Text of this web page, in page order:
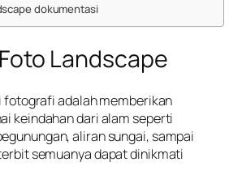
dokumentasi
Landscape
fotografi adalah memberikan
keindahan dari alam seperti
aliran sungai, sampai
semuanya dapat dinikmati